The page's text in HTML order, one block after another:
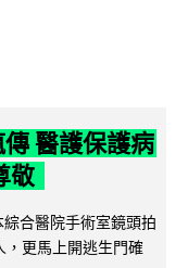
醫護保護病
敬
合醫院手術室鏡頭拍
更馬上開逃生門確